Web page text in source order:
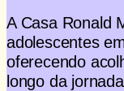
A Casa Ronald
adolescentes
oferecendo
longo da